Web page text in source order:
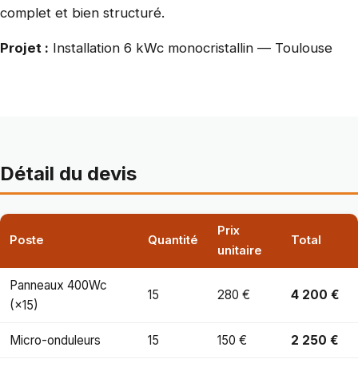
complet et bien structuré.
Projet : Installation 6 kWc monocristallin — Toulouse
Détail du devis
Poste Quantité
Prix
unitaire
Total
Panneaux 400Wc
(×15)
15 280 € 4 200 €
Micro-onduleurs 15 150 € 2 250 €